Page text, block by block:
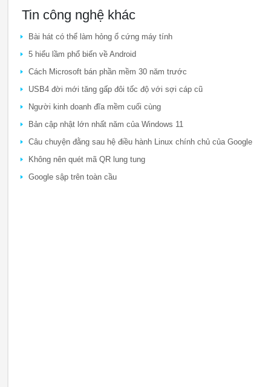
Tin công nghệ khác
Bài hát có thể làm hỏng ổ cứng máy tính
5 hiểu lầm phổ biến về Android
Cách Microsoft bán phần mềm 30 năm trước
USB4 đời mới tăng gấp đôi tốc độ với sợi cáp cũ
Người kinh doanh đĩa mềm cuối cùng
Bản cập nhật lớn nhất năm của Windows 11
Câu chuyện đằng sau hệ điều hành Linux chính chủ của Google
Không nên quét mã QR lung tung
Google sập trên toàn cầu